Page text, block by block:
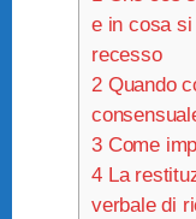
e in cosa
recesso
2Quando
3Come
4La
verbale di